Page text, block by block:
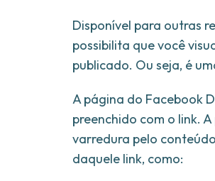
Disponível para outras
possibilita que você
publicado. Ou seja, é
A página do Facebook
preenchido com o link.
varredura pelo
daquele link, como: